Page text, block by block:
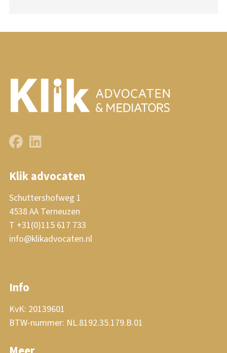
Klik advocaten
Schuttershofweg 1
4538 AA Terneuzen
T +31(0)115 617 733
info@klikadvocaten.nl
Info
KvK: 20139601
BTW-nummer: NL.8192.35.179.B.01